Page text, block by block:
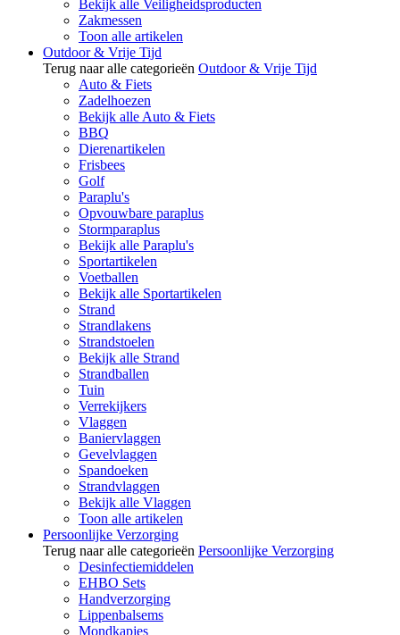
Bekijk alle Veiligheidsproducten
Zakmessen
Toon alle artikelen
Outdoor & Vrije Tijd
Terug naar alle categorieën Outdoor & Vrije Tijd
Auto & Fiets
Zadelhoezen
Bekijk alle Auto & Fiets
BBQ
Dierenartikelen
Frisbees
Golf
Paraplu's
Opvouwbare paraplus
Stormparaplus
Bekijk alle Paraplu's
Sportartikelen
Voetballen
Bekijk alle Sportartikelen
Strand
Strandlakens
Strandstoelen
Bekijk alle Strand
Strandballen
Tuin
Verrekijkers
Vlaggen
Baniervlaggen
Gevelvlaggen
Spandoeken
Strandvlaggen
Bekijk alle Vlaggen
Toon alle artikelen
Persoonlijke Verzorging
Terug naar alle categorieën Persoonlijke Verzorging
Desinfectiemiddelen
EHBO Sets
Handverzorging
Lippenbalsems
Mondkapjes